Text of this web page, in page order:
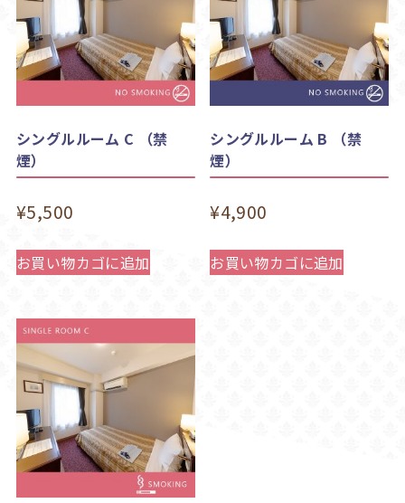
シングルルーム C （禁
煙）
¥5,500
お買い物カゴに追加
シングルルーム B （禁
煙）
¥4,900
お買い物カゴに追加